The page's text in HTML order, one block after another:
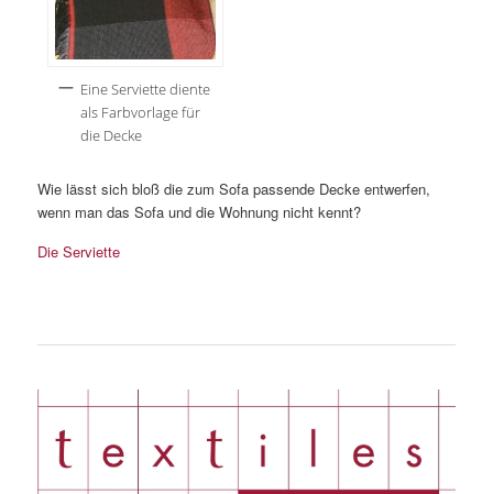
Eine Serviette diente
als Farbvorlage für
die Decke
Wie lässt sich bloß die zum Sofa passende Decke entwerfen,
wenn man das Sofa und die Wohnung nicht kennt?
Die Serviette